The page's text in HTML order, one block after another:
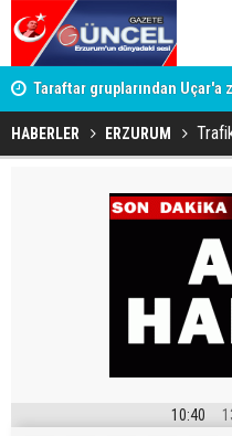
Taraftar gruplarından Uçar'a
HABERLER ERZURUM
10:40